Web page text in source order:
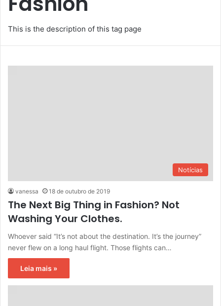
This is the description of this tag page
Notícias
vanessa 18 de outubro de 2019
The Next Big Thing in Fashion? Not
Washing Your Clothes.
Whoever said “It’s not about the destination. It’s the journey”
never flew on a long haul flight. Those flights can…
Leia mais »